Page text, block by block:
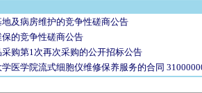
及病房维护的竞争性磋商公告
的竞争性磋商公告
购第1次再次采购的公开招标公告
学医学院流式细胞仪维修保养服务的合同